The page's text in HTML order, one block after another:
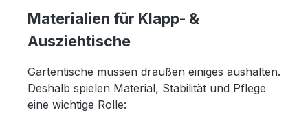
Materialien für Klapp- &
Ausziehtische
Gartentische müssen draußen einiges aushalten.
Deshalb spielen Material, Stabilität und Pflege
eine wichtige Rolle: